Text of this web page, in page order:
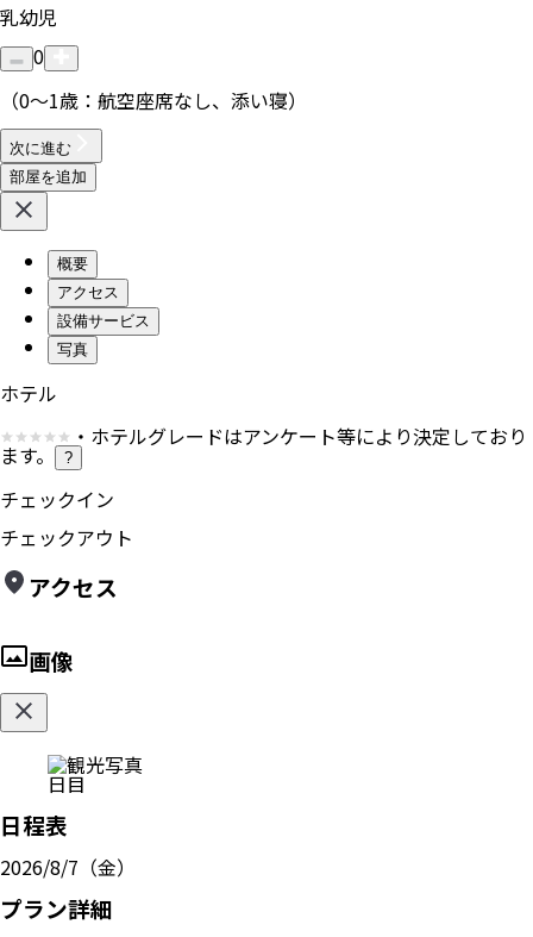
乳幼児
0
（0〜1歳：航空座席なし、添い寝）
次に進む
部屋を追加
概要
アクセス
設備サービス
写真
ホテル
・ホテルグレードはアンケート等により決定しており
ます。 ?
チェックイン
チェックアウト
アクセス
画像
日目
日程表
2026/8/7（金）
プラン詳細